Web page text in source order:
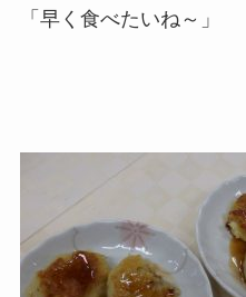
「早く食べたいね～」